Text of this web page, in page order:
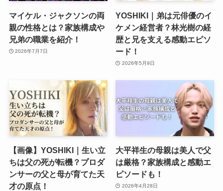
マイケル・ジャクソンの両
親の性格とは？家族構成や
兄弟の職業を紹介！
2026年7月7日
YOSHIKI｜弟は元俳優のイ
ケメン経営者？林光樹の経
歴と兄を支える感動エピソ
ード！
2026年5月9日
【画像】YOSHIKI｜生い立
ちは父の死が転機？プロダ
ンサーの父と母が育てた天
才の原点！
大平祥生の母親は美人で父
は厳格？家族構成と感動エ
ピソードも！
2026年4月28日